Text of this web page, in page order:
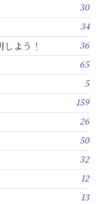
30
34
よう！ 36
65
5
159
26
50
32
12
13